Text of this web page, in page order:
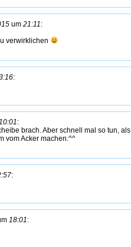
um 21:11:
verwirklichen
:
:
brach. Aber schnell mal so tun, als
vom Acker machen.^^
:
18:01: